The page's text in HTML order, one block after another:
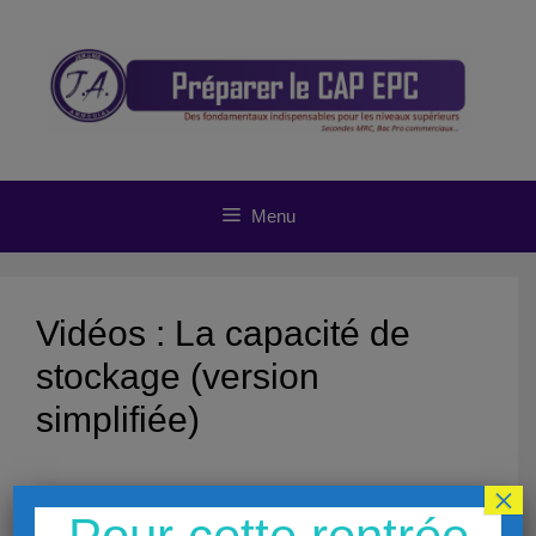
contenu
Menu
Vidéos : La capacité de
stockage (version
simplifiée)
×